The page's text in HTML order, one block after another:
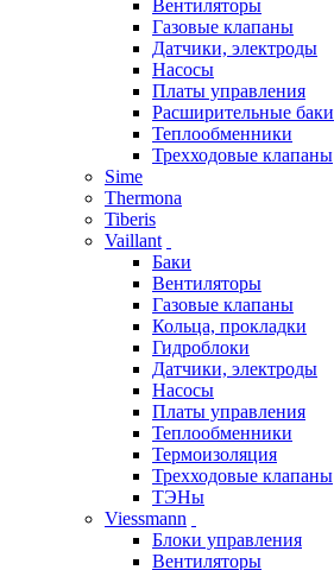
Вентиляторы
Газовые клапаны
Датчики, электроды
Насосы
Платы управления
Расширительные баки
Теплообменники
Трехходовые клапаны
Sime
Thermona
Tiberis
Vaillant
Баки
Вентиляторы
Газовые клапаны
Кольца, прокладки
Гидроблоки
Датчики, электроды
Насосы
Платы управления
Теплообменники
Термоизоляция
Трехходовые клапаны
ТЭНы
Viessmann
Блоки управления
Вентиляторы